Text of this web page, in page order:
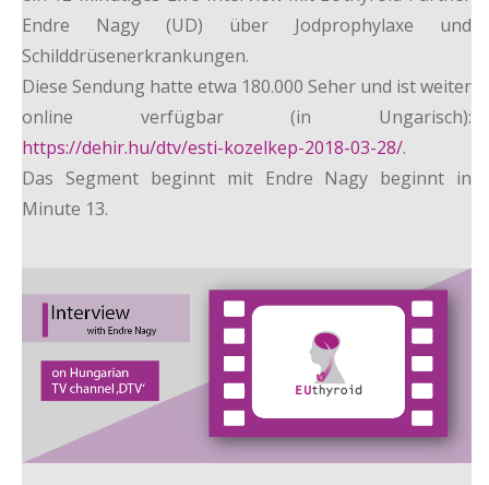
Endre Nagy (UD) über Jodprophylaxe und
Schilddrüsenerkrankungen.
Diese Sendung hatte etwa 180.000 Seher und ist weiter
online verfügbar (in Ungarisch):
https://dehir.hu/dtv/esti-kozelkep-2018-03-28/.
Das Segment beginnt mit Endre Nagy beginnt in
Minute 13.